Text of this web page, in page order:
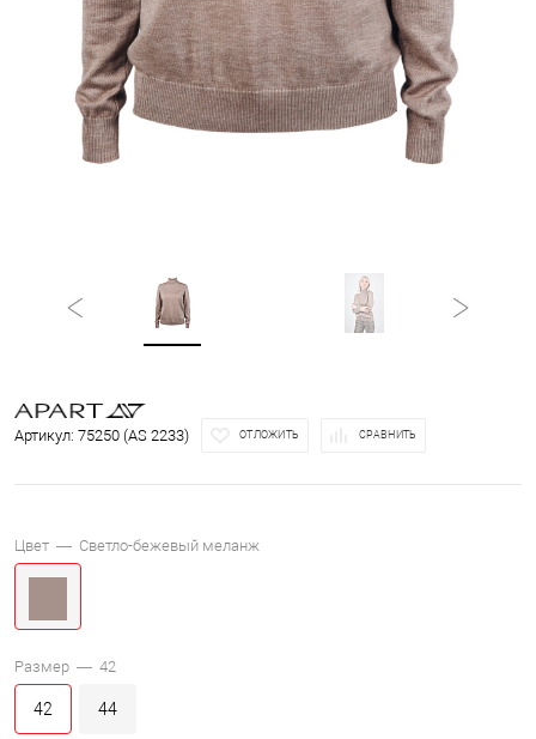
Артикул: 75250 (AS 2233) ОТЛОЖИТЬ СРАВНИТЬ
Цвет — Светло-бежевый меланж
Размер — 42
42 44